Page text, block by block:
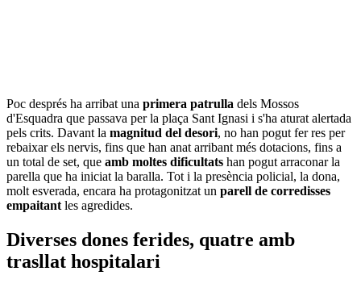
Poc després ha arribat una primera patrulla dels Mossos
d'Esquadra que passava per la plaça Sant Ignasi i s'ha aturat alertada
pels crits. Davant la magnitud del desori, no han pogut fer res per
rebaixar els nervis, fins que han anat arribant més dotacions, fins a
un total de set, que amb moltes dificultats han pogut arraconar la
parella que ha iniciat la baralla. Tot i la presència policial, la dona,
molt esverada, encara ha protagonitzat un parell de corredisses
empaitant les agredides.
Diverses dones ferides, quatre amb
trasllat hospitalari